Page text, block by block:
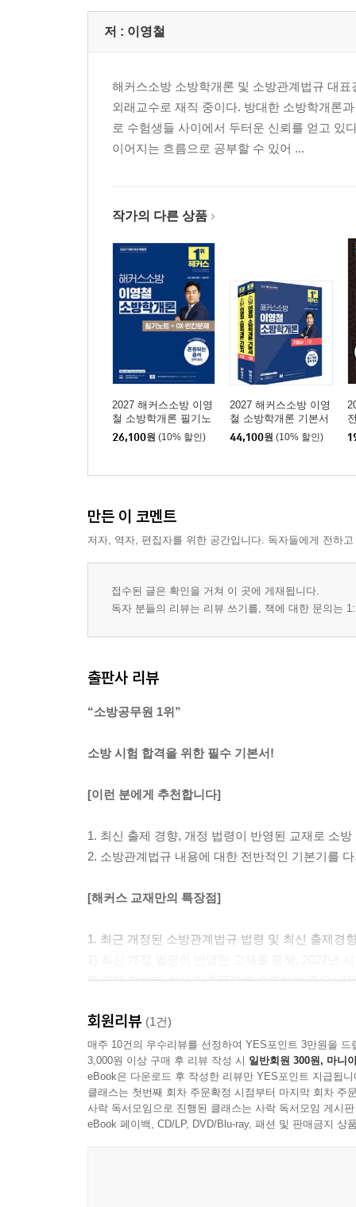
CHAPTER 1 총칙
CHAPTER 2 소방시설등의 설치·관리 및 방염
CHAPTER 3 소방시설등의 자체점검
CHAPTER 4 소방시설관리사 및 소방시설관리업
제1절 소방시설관리사
제2절 소방시설관리업
CHAPTER 7 벌칙
PART 3 화재의 예방 및 안전관리에 관한 법률
CHAPTER 1 총칙
CHAPTER 2 화재의 예방 및 안전관리 기본계획의
CHAPTER 3 화재안전조사
CHAPTER 4 화재의 예방조치 등
CHAPTER 5 소방대상물의 소방안전관리
CHAPTER 6 특별관리시설물의 소방안전관리
CHAPTER 7 보칙
CHAPTER 8 벌칙
CHAPTER 1 총칙
CHAPTER 2 소방시설업
CHAPTER 3 소방시설공사 등
제1절 설계
제2절 시공
제4절 도급
CHAPTER 5 소방시설업자협회
CHAPTER 7 벌칙
PART 5 위험물안전관리법
CHAPTER 2 위험물시설의 설치 및 변경
CHAPTER 3 위험물시설의 안전관리
CHAPTER 5 감독 및 조치명령
CHAPTER 7 벌칙
CHAPTER 1 목적
CHAPTER 2 화재조사의 실시 등
CHAPTER 3 화재조사 결과의 공표 등
CHAPTER 4 화재조사 기반구축
CHAPTER 5 벌칙
저 : 이영철
해커스소방 소방학개론 및 소방관계법규 대
외래교수로 재직 중이다. 방대한 소방학개론
로 수험생들 사이에서 두터운 신뢰를 얻고 있
이어지는 흐름으로 공부할 수 있어 ...
작가의 다른 상품
2027 해커스소방 이영
철 소방학개론 필기노
트+OX·빈칸문제
26,100원 (10% 할인)
2027 해커스소방 이영
철 소방학개론 기본서
44,100원 (10% 할인)
만든 이 코멘트
저자, 역자, 편집자를 위한 공간입니다. 독자들에게 전하
접수된 글은 확인을 거쳐 이 곳에 게재됩니다.
독자 분들의 리뷰는 리뷰 쓰기를, 책에 대한 문의는
출판사 리뷰
“소방공무원 1위”
소방 시험 합격을 위한 필수 기본서!
[이런 분에게 추천합니다]
1. 최신 출제 경향, 개정 법령이 반영된 교재로 소
2. 소방관계법규 내용에 대한 전반적인 기본기를
[해커스 교재만의 특장점]
1. 최근 개정된 소방관계법규 법령 및 최신 출제경
2) 교재 전반에 최신 기출문제를 수록하여 중요 내
2. 시험에 출제되는 소방 6분법의 법령, 시행령, 시
교재 이외에 따로 법조문을 찾아 학습할 필요가
이를 통해 전반적인 큰 틀에서 법과 시행령, 시
가능합니다.
3. 다양한 학습장치와 표, 그림 등을 활용한 설명
회원리뷰 (1건)
매주 10건의 우수리뷰를 선정하여 YES포인트 3만원을 드
3,000원 이상 구매 후 리뷰 작성 시 일반회원 300원, 마니
eBook은 다운로드 후 작성한 리뷰만 YES포인트 지급됩니
클래스는 첫번째 회차 주문확정 시점부터 마지막 회차 주
사락 독서모임으로 진행된 클래스는 사락 독서모임 게시
eBook 페이백, CD/LP, DVD/Blu-ray, 패션 및 판매금지 상